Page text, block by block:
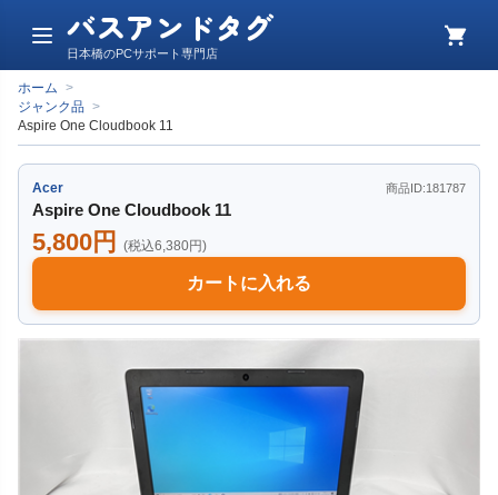
メ
ュ
ー
バスアンドタグ
日本橋のPCサポート専門店
カ
ホーム >
ジャンク品 >
Aspire One Cloudbook 11
Acer 商品ID:181787
Aspire One Cloudbook 11
5,800円 (税込6,380円)
カートに入れる